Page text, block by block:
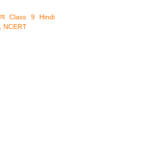
Class 9 Hindi
NCERT